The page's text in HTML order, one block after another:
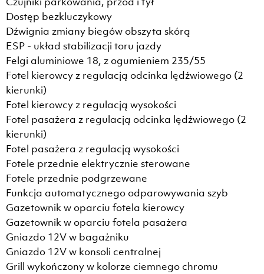
Dostęp bezkluczykowy
Dźwignia zmiany biegów obszyta skórą
ESP - układ stabilizacji toru jazdy
Felgi aluminiowe 18, z ogumieniem 235/55
Fotel kierowcy z regulacją odcinka lędźwiowego (2
kierunki)
Fotel kierowcy z regulacją wysokości
Fotel pasażera z regulacją odcinka lędźwiowego (2
kierunki)
Fotel pasażera z regulacją wysokości
Fotele przednie elektrycznie sterowane
Fotele przednie podgrzewane
Funkcja automatycznego odparowywania szyb
Gazetownik w oparciu fotela kierowcy
Gazetownik w oparciu fotela pasażera
Gniazdo 12V w bagażniku
Gniazdo 12V w konsoli centralnej
Grill wykończony w kolorze ciemnego chromu